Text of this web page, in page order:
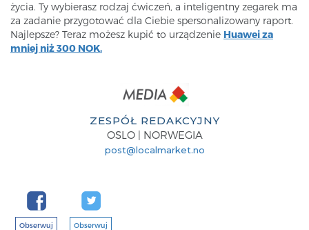
życia. Ty wybierasz rodzaj ćwiczeń, a inteligentny zegarek ma
za zadanie przygotować dla Ciebie spersonalizowany raport.
Najlepsze? Teraz możesz kupić to urządzenie Huawei za
mniej niż 300 NOK.
ZESPÓŁ REDAKCYJNY
OSLO | NORWEGIA
post@localmarket.no
Obserwuj Obserwuj